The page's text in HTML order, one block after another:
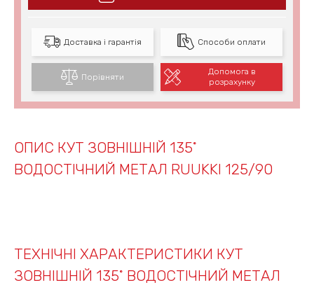
Доставка і гарантія Способи оплати
Порівняти
Допомога в
розрахунку
ОПИС КУТ ЗОВНІШНІЙ 135˚
ВОДОСТІЧНИЙ МЕТАЛ RUUKKI 125/90
ТЕХНІЧНІ ХАРАКТЕРИСТИКИ КУТ
ЗОВНІШНІЙ 135˚ ВОДОСТІЧНИЙ МЕТАЛ